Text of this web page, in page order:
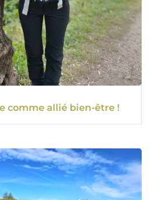
comme allié bien-être !